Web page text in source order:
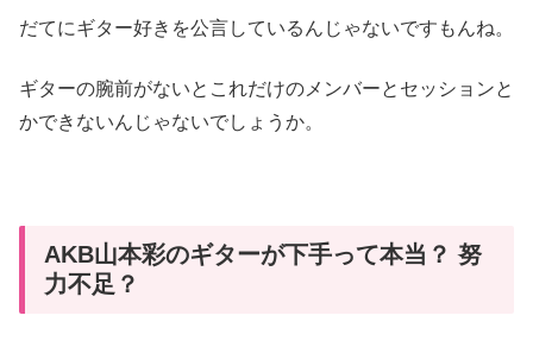
だてにギター好きを公言しているんじゃないですもんね。
ギターの腕前がないとこれだけのメンバーとセッションと
かできないんじゃないでしょうか。
AKB山本彩のギターが下手って本当？ 努
力不足？